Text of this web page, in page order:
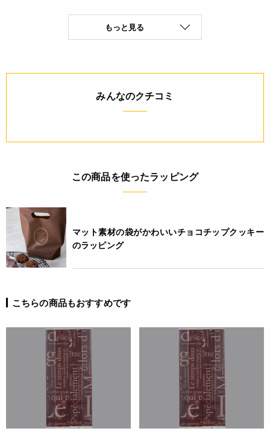
もっと見る
みんなのクチコミ
この商品を使ったラッピング
マット素材の袋がかわいいチョコチップクッキー
のラッピング
こちらの商品もおすすめです